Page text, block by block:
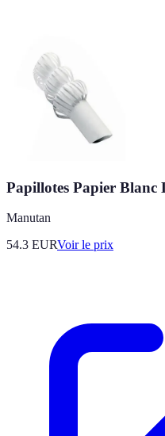
Papillotes Papier Blanc
Manutan
54.3 EURVoir le prix